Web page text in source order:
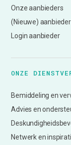
Onze aanbieders
(Nieuwe)
Login aanbieder
ONZE
Bemiddeling en
Advies en
Netwerk en